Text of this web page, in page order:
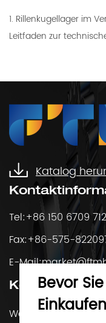
1. Rillenkugellager im
Leitfaden zur technischen Auswahl
Katalog
Tel:+86 150 6709
Fax:+86-575-
E-Mail:
Kontaktiere
Wenn Sie Fragen
Bevor